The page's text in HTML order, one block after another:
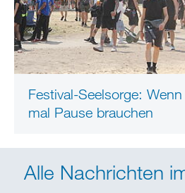
Festival-Seelsorge:
mal Pause brauchen
Alle Nachrichten